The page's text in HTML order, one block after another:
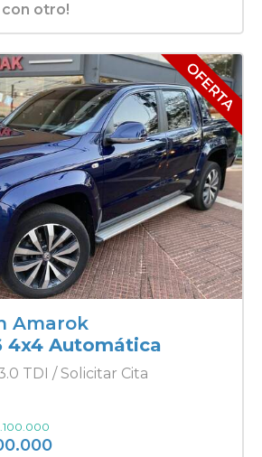
con otro!
Amarok
4x4 Automática
TDI / Solicitar Cita